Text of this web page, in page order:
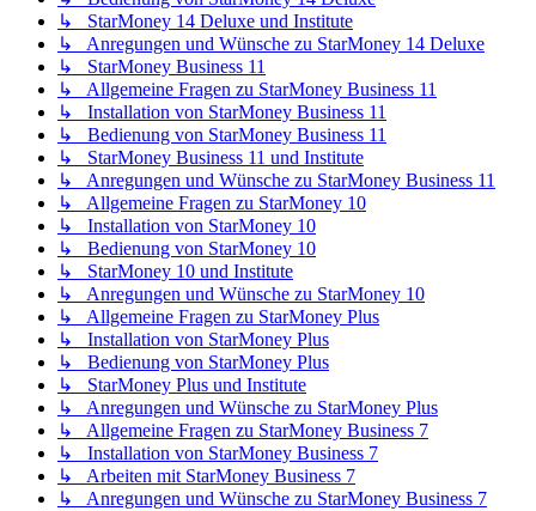
↳ StarMoney 14 Deluxe und Institute
↳ Anregungen und Wünsche zu StarMoney 14 Deluxe
↳ StarMoney Business 11
↳ Allgemeine Fragen zu StarMoney Business 11
↳ Installation von StarMoney Business 11
↳ Bedienung von StarMoney Business 11
↳ StarMoney Business 11 und Institute
↳ Anregungen und Wünsche zu StarMoney Business 11
↳ Allgemeine Fragen zu StarMoney 10
↳ Installation von StarMoney 10
↳ Bedienung von StarMoney 10
↳ StarMoney 10 und Institute
↳ Anregungen und Wünsche zu StarMoney 10
↳ Allgemeine Fragen zu StarMoney Plus
↳ Installation von StarMoney Plus
↳ Bedienung von StarMoney Plus
↳ StarMoney Plus und Institute
↳ Anregungen und Wünsche zu StarMoney Plus
↳ Allgemeine Fragen zu StarMoney Business 7
↳ Installation von StarMoney Business 7
↳ Arbeiten mit StarMoney Business 7
↳ Anregungen und Wünsche zu StarMoney Business 7